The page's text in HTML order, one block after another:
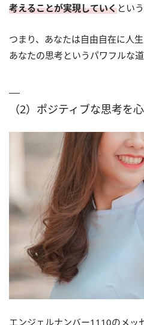
考えることが実現していくとい
つまり、あなたは自由自在に人
あなたの思考というパワフルな
（2）ポジティブな思考を
エンジェルナンバー1110のメッ